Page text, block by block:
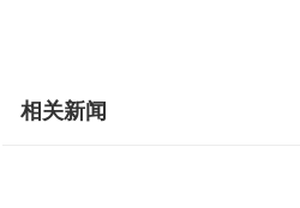
相关新闻